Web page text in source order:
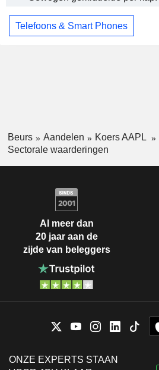
Telefoons & Smart Phones
Beurs Aandelen Koers AAPL
Sectorale waarderingen
Al meer dan
20 jaar aan de
zijde van beleggers
ONZE EXPERTS STAAN